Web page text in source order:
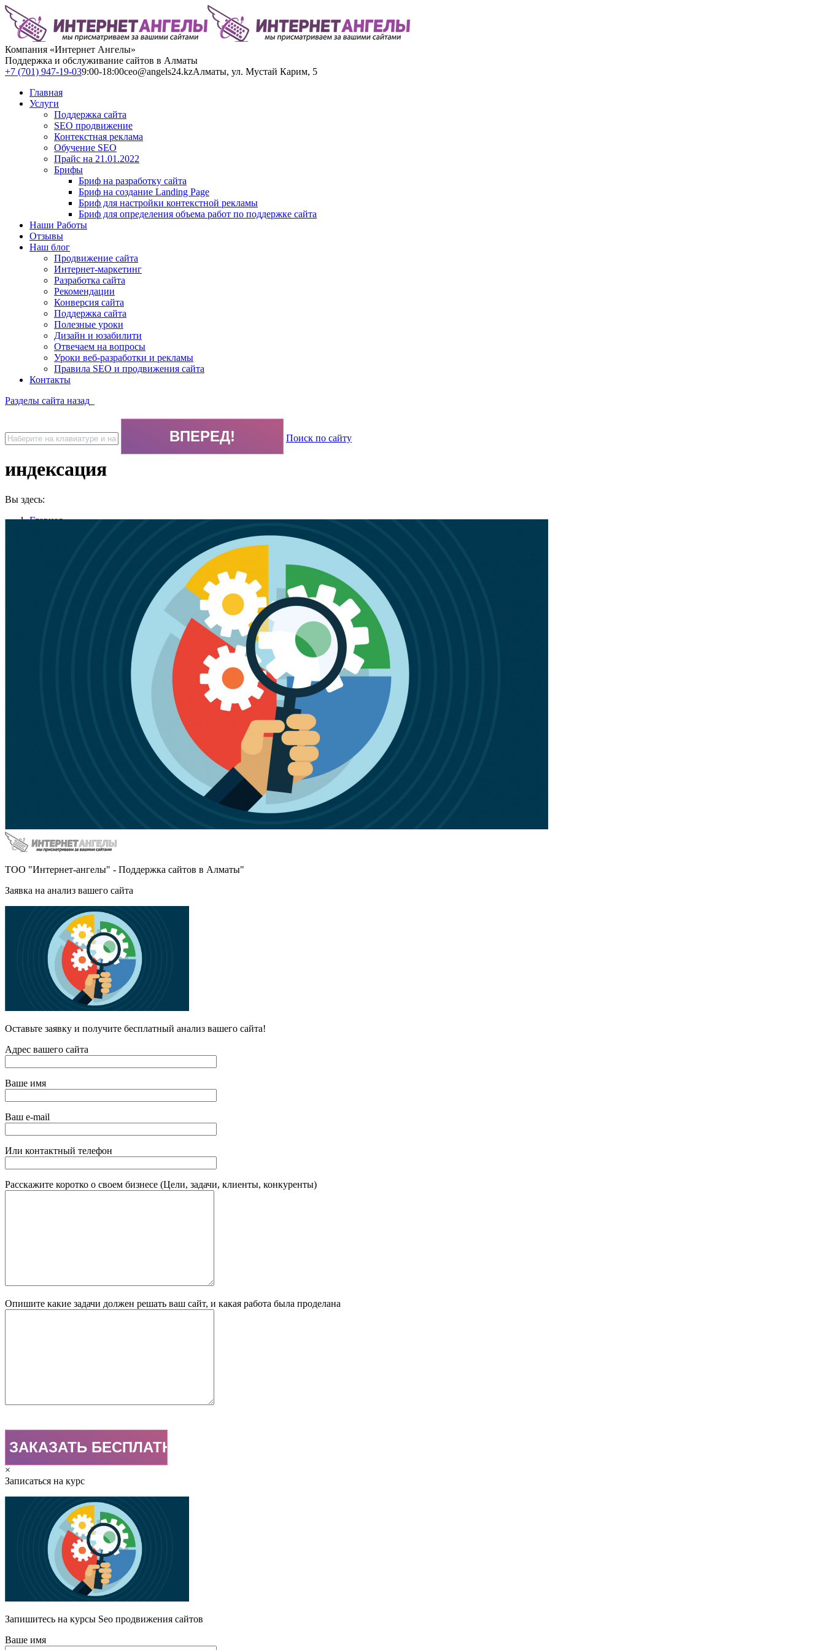
Компания «Интернет Ангелы»
Поддержка и обслуживание сайтов в Алматы
+7 (701) 947-19-039:00-18:00ceo@angels24.kzАлматы, ул. Мустай Карим, 5
Главная
Услуги
Поддержка сайта
SEO продвижение
Контекстная реклама
Обучение SEO
Прайс на 21.01.2022
Брифы
Бриф на разработку сайта
Бриф на создание Landing Page
Бриф для настройки контекстной рекламы
Бриф для определения объема работ по поддержке сайта
Наши Работы
Отзывы
Наш блог
Продвижение сайта
Интернет-маркетинг
Разработка сайта
Рекомендации
Конверсия сайта
Поддержка сайта
Полезные уроки
Дизайн и юзабилити
Отвечаем на вопросы
Уроки веб-разработки и рекламы
Правила SEO и продвижения сайта
Контакты
Разделы сайта назад
Поиск по сайту
индексация
Вы здесь:
Главная
ТОО "Интернет-ангелы" - Поддержка сайтов в Алматы"
Заявка на анализ вашего сайта
Оставьте заявку и получите бесплатный анализ вашего сайта!
Адрес вашего сайта
Ваше имя
Ваш e-mail
Или контактный телефон
Расскажите коротко о своем бизнесе (Цели, задачи, клиенты, конкуренты)
Опишите какие задачи должен решать ваш сайт, и какая работа была проделана
×
Записаться на курс
Запишитесь на курсы Seo продвижения сайтов
Ваше имя